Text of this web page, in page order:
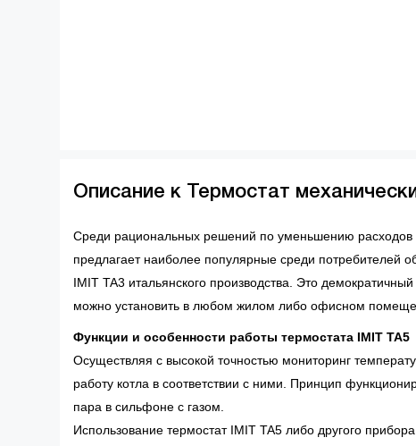
Описание к Термостат
Среди рациональных решений по уменьшению расходов
предлагает наиболее популярные среди потребителей
IMIT TA3 итальянского производства. Это
можно установить в любом жилом либо офисном
Функции и особенности работы термостата IMIT TA5
Осуществляя с высокой точностью мониторинг
работу котла в соответствии с ними. Принцип
пара в сильфоне с газом.
Использование термостат IMIT TA5 либо другого